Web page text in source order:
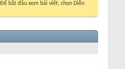
bắt đầu xem bài viết, chọn Diễn